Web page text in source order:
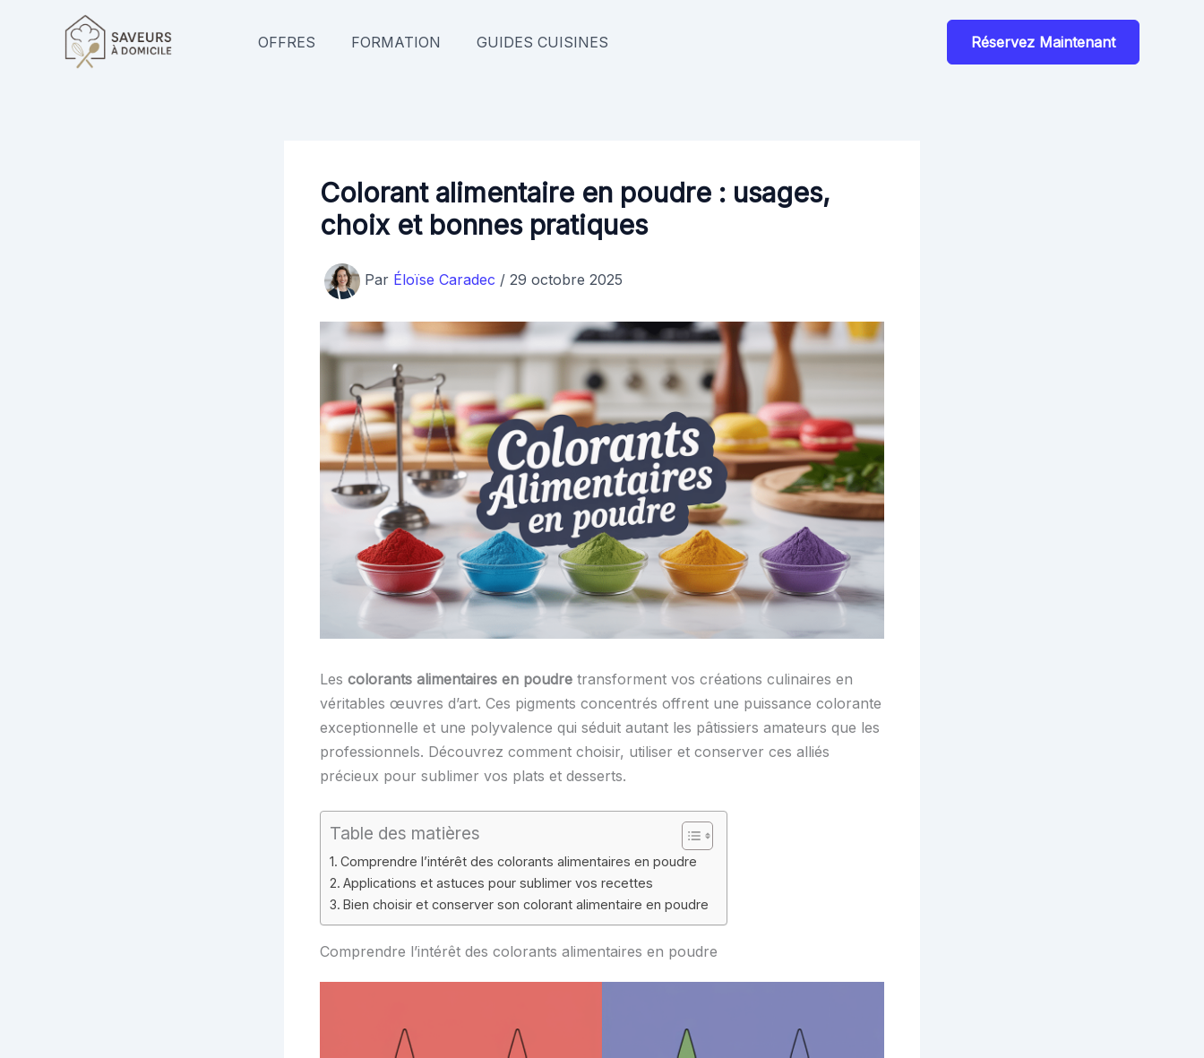
OFFRES FORMATION GUIDES CUISINES Réservez Maintenant
Colorant alimentaire en poudre : usages,
choix et bonnes pratiques
Par Éloïse Caradec / 29 octobre 2025
Les colorants alimentaires en poudre transforment vos créations culinaires en
véritables œuvres d’art. Ces pigments concentrés offrent une puissance colorante
exceptionnelle et une polyvalence qui séduit autant les pâtissiers amateurs que les
professionnels. Découvrez comment choisir, utiliser et conserver ces alliés
précieux pour sublimer vos plats et desserts.
Table des matières
Comprendre l’intérêt des colorants alimentaires en poudre
Applications et astuces pour sublimer vos recettes
Bien choisir et conserver son colorant alimentaire en poudre
Comprendre l’intérêt des colorants alimentaires en poudre